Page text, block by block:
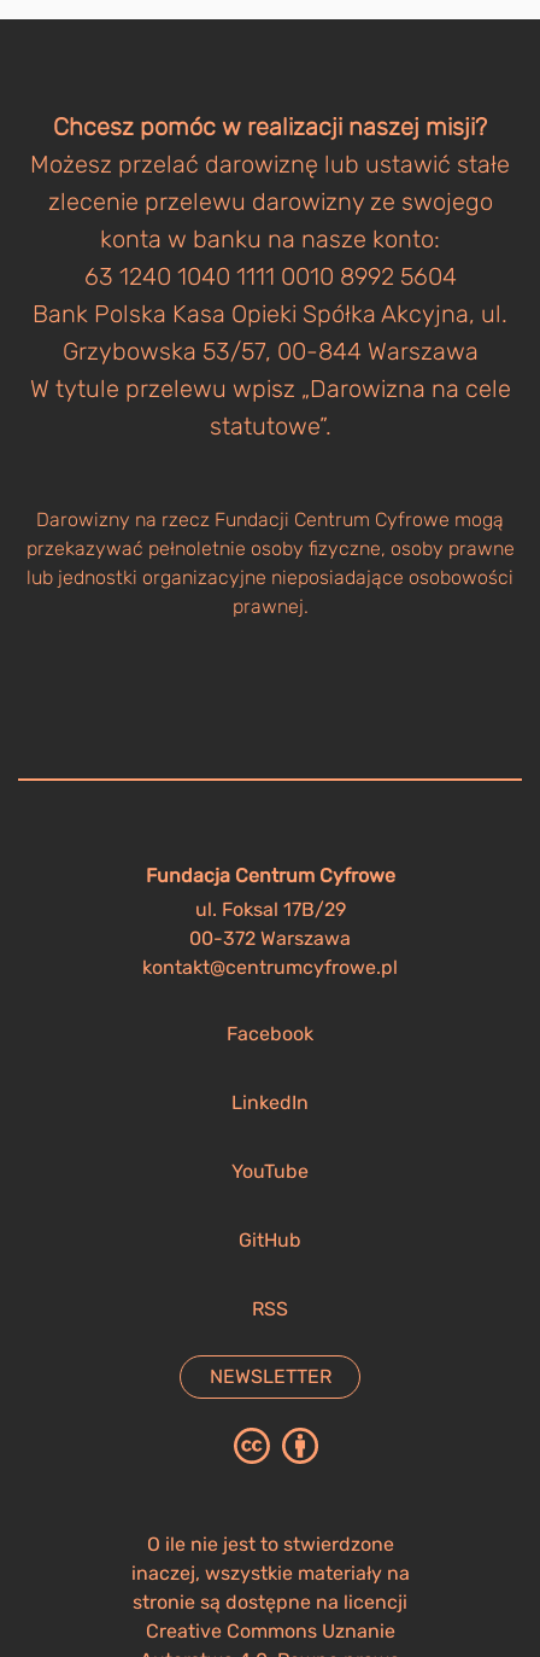
Chcesz pomóc w realizacji naszej misji?
Możesz przelać darowiznę lub ustawić stałe
zlecenie przelewu darowizny ze swojego
konta w banku na nasze konto:
63 1240 1040 1111 0010 8992 5604
Bank Polska Kasa Opieki Spółka Akcyjna, ul.
Grzybowska 53/57, 00-844 Warszawa
W tytule przelewu wpisz „Darowizna na cele
statutowe”.
Darowizny na rzecz Fundacji Centrum Cyfrowe mogą
przekazywać pełnoletnie osoby fizyczne, osoby prawne
lub jednostki organizacyjne nieposiadające osobowości
prawnej.
Fundacja Centrum Cyfrowe
ul. Foksal 17B/29
00-372 Warszawa
kontakt@centrumcyfrowe.pl
Facebook
LinkedIn
YouTube
GitHub
RSS
NEWSLETTER
O ile nie jest to stwierdzone
inaczej, wszystkie materiały na
stronie są dostępne na licencji
Creative Commons Uznanie